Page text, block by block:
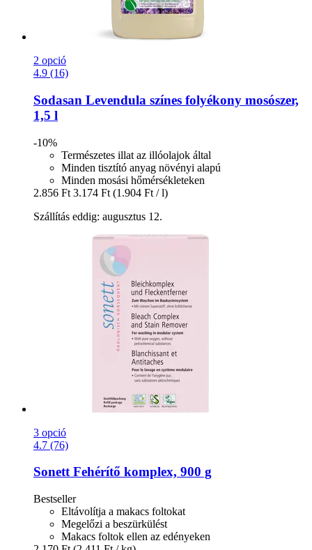
2 opció
4.9 (16)
Sodasan Levendula színes folyékony mosószer,
1,5 l
-10%
Természetes illat az illóolajok által
Minden tisztító anyag növényi alapú
Minden mosási hőmérsékleteken
2.856 Ft 3.174 Ft (1.904 Ft / l)
Szállítás eddig: augusztus 12.
3 opció
4.7 (76)
SonettFehérítő komplex, 900 g
Bestseller
Eltávolítja a makacs foltokat
Megelőzi a beszürkülést
Makacs foltok ellen az edényeken